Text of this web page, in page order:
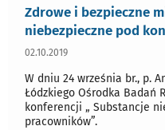
Zdrowe i bezpieczne
niebezpieczne pod
02.10.2019
W dniu 24 września br., p.
Łódzkiego Ośrodka Badań
konferencji „ Substancje
pracowników”.